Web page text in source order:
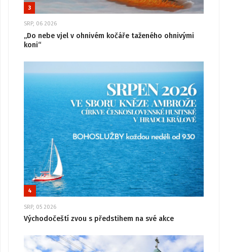
3
SRP, 06 2026
„Do nebe vjel v ohnivém kočáře taženého ohnivými
koni“
4
SRP, 05 2026
Východočeští zvou s předstihem na své akce